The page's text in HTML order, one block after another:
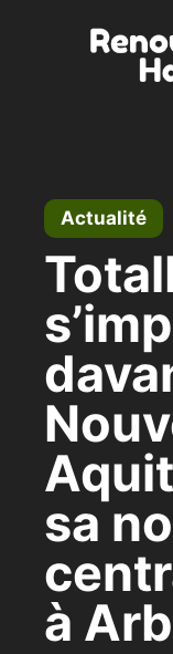
Actualité
sa
à